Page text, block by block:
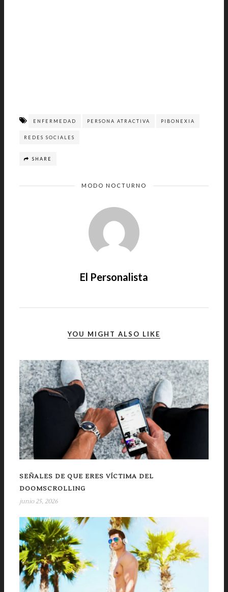
ENFERMEDAD PERSONA ATRACTIVA PIBONEXIA
REDES SOCIALES
SHARE
MODO NOCTURNO
El Personalista
YOU MIGHT ALSO LIKE
SEÑALES DE QUE ERES VÍCTIMA DEL
DOOMSCROLLING
junio 25, 2026